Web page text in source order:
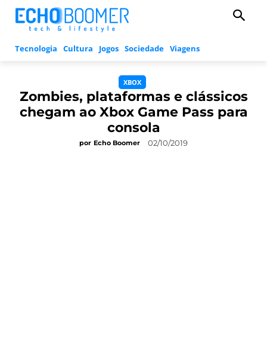
Tecnologia Cultura Jogos Sociedade Viagens
XBOX
Zombies, plataformas e clássicos
chegam ao Xbox Game Pass para
consola
por Echo Boomer 02/10/2019